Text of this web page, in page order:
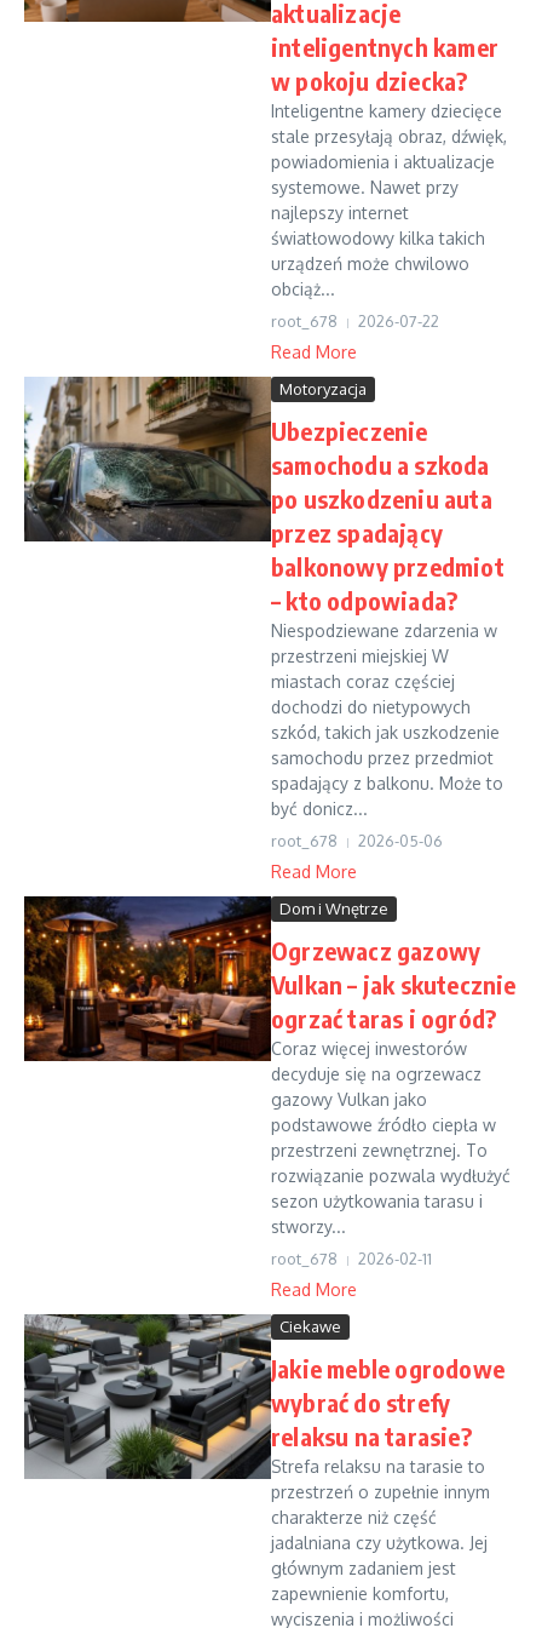
aktualizacje
inteligentnych kamer
w pokoju dziecka?
Inteligentne kamery dziecięce
stale przesyłają obraz, dźwięk,
powiadomienia i aktualizacje
systemowe. Nawet przy
najlepszy internet
światłowodowy kilka takich
urządzeń może chwilowo
obciąż...
root_678 2026-07-22
Read More
Motoryzacja
Ubezpieczenie
samochodu a szkoda
po uszkodzeniu auta
przez spadający
balkonowy przedmiot
– kto odpowiada?
Niespodziewane zdarzenia w
przestrzeni miejskiej W
miastach coraz częściej
dochodzi do nietypowych
szkód, takich jak uszkodzenie
samochodu przez przedmiot
spadający z balkonu. Może to
być donicz...
root_678 2026-05-06
Read More
Dom i Wnętrze
Ogrzewacz gazowy
Vulkan – jak skutecznie
ogrzać taras i ogród?
Coraz więcej inwestorów
decyduje się na ogrzewacz
gazowy Vulkan jako
podstawowe źródło ciepła w
przestrzeni zewnętrznej. To
rozwiązanie pozwala wydłużyć
sezon użytkowania tarasu i
stworzy...
root_678 2026-02-11
Read More
Ciekawe
Jakie meble ogrodowe
wybrać do strefy
relaksu na tarasie?
Strefa relaksu na tarasie to
przestrzeń o zupełnie innym
charakterze niż część
jadalniana czy użytkowa. Jej
głównym zadaniem jest
zapewnienie komfortu,
wyciszenia i możliwości